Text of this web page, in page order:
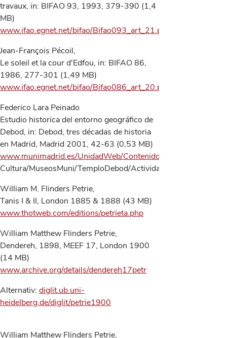
travaux, in: BIFAO 93, 1993, 379-390 (1,4
MB)
www.ifao.egnet.net/bifao/Bifao093_art_21.pdf
Jean-François Pécoil,
Le soleil et la cour d'Edfou, in: BIFAO 86,
1986, 277-301 (1,49 MB)
www.ifao.egnet.net/bifao/Bifao086_art_20.pdf
Federico Lara Peinado
Estudio historica del entorno geográfico de
Debod, in: Debod, tres décadas de historia
en Madrid, Madrid 2001, 42-63 (0,53 MB)
www.munimadrid.es/UnidadWeb/Contenidos/
Cultura/MuseosMuni/TemploDebod/Actividades/PDFsDebod/
William M. Flinders Petrie,
Tanis I & II, London 1885 & 1888 (43 MB)
www.thotweb.com/editions/petrieta.php
William Matthew Flinders Petrie,
Dendereh, 1898, MEEF 17, London 1900
(14 MB)
www.archive.org/details/dendereh17petr
Alternativ: diglit.ub.uni-
heidelberg.de/diglit/petrie1900
William Matthew Flinders Petrie,